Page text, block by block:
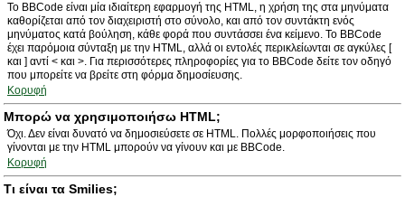
Το BBCode είναι μία ιδιαίτερη εφαρμογή της HTML, η χρήση της στα μηνύματα
καθορίζεται από τον διαχειριστή στο σύνολο, και από τον συντάκτη ενός
μηνύματος κατά βούληση, κάθε φορά που συντάσσει ένα κείμενο. Το BBCode
έχει παρόμοια σύνταξη με την HTML, αλλά οι εντολές περικλείωνται σε αγκύλες [
και ] αντί < και >. Για περισσότερες πληροφορίες για το BBCode δείτε τον οδηγό
που μπορείτε να βρείτε στη φόρμα δημοσίευσης.
Κορυφή
Μπορώ να χρησιμοποιήσω HTML;
Όχι. Δεν είναι δυνατό να δημοσιεύσετε σε HTML. Πολλές μορφοποιήσεις που
γίνονται με την HTML μπορούν να γίνουν και με BBCode.
Κορυφή
Τι είναι τα Smilies;